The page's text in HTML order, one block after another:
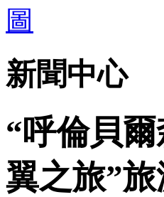
新聞中心
“呼倫貝
翼之旅”